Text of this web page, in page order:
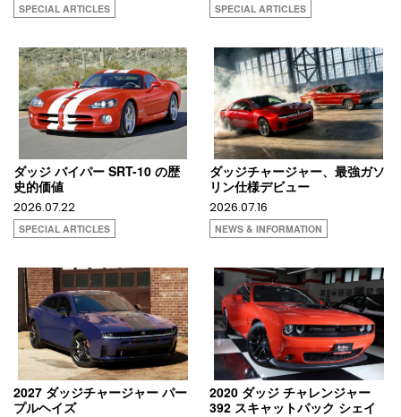
SPECIAL ARTICLES SPECIAL ARTICLES
ダッジ バイパー SRT-10 の歴
史的価値
2026.07.22
SPECIAL ARTICLES
ダッジチャージャー、最強ガソ
リン仕様デビュー
2026.07.16
NEWS & INFORMATION
2027 ダッジチャージャー パー
プルヘイズ
2020 ダッジ チャレンジャー
392 スキャットパック シェイ